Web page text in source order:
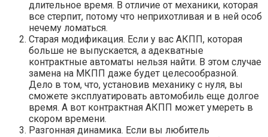
длительное время. В отличие от механики, которая
все стерпит, потому что неприхотливая и в ней особ
нечему ломаться.
Старая модификация. Если у вас АКПП, которая
больше не выпускается, а адекватные
контрактные автоматы нельзя найти. В этом случае
замена на МКПП даже будет целесообразной.
Дело в том, что, установив механику с нуля, вы
сможете эксплуатировать автомобиль еще долгое
время. А вот контрактная АКПП может умереть в
скором времени.
Разгонная динамика. Если вы любитель